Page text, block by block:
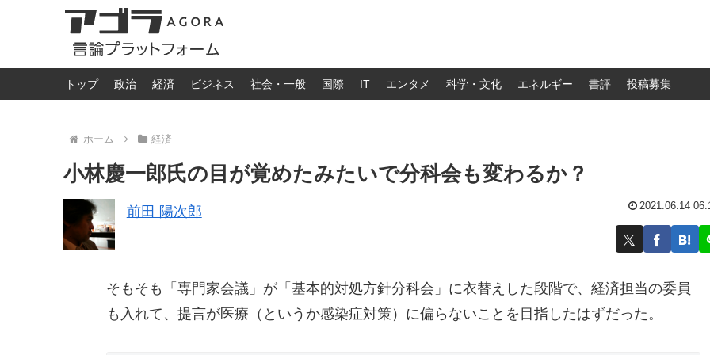
トップ 政治 経済 ビジネス 社会・一般 国際 IT エンタメ 科学・文化 エネルギー 書評 投稿募集
ホーム 経済
小林慶一郎氏の目が覚めたみたいで分科会も変わるか？
前田 陽次郎 2021.06.14
そもそも「専門家会議」が「基本的対処方針分科会」に衣替えした段階で、経済担当の委員
も入れて、提言が医療（というか感染症対策）に偏らないことを目指したはずだった。